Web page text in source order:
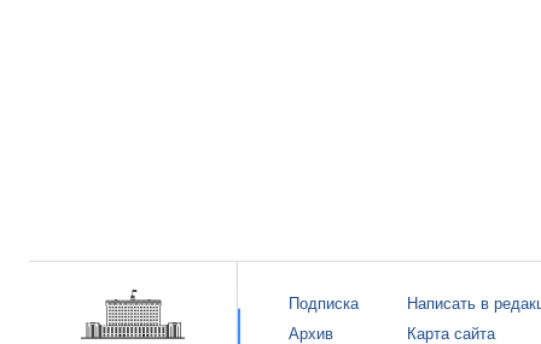
Подписка
Архив
Написать в
Карта сайта